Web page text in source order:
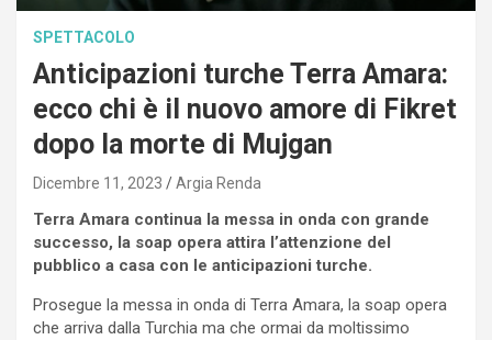
SPETTACOLO
Anticipazioni turche Terra Amara:
ecco chi è il nuovo amore di Fikret
dopo la morte di Mujgan
Dicembre 11, 2023 Argia Renda
Terra Amara continua la messa in onda con grande
successo, la soap opera attira l’attenzione del
pubblico a casa con le anticipazioni turche.
Prosegue la messa in onda di Terra Amara, la soap opera
che arriva dalla Turchia ma che ormai da moltissimo